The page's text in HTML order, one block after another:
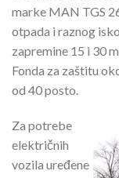
marke MAN TGS
otpada i raznog
zapremine 15 i 30
Fonda za zaštitu
od 40 posto.
Za potrebe
električnih
vozila uređene